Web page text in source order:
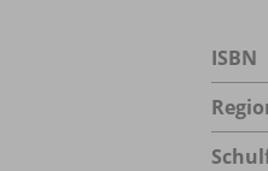
ISBN